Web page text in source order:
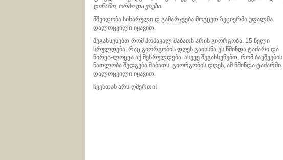
დინამო, ორბი და ვიქსი.
მშვიდობა სიხარული დ გამარჯვება მოგცეთ ზეციერმა უფალმა.
დალოცვილი იყავით.
შეგახსენებთ რომ მომავალ შაბათს არის გიორგობა. 15 წელი
სრულდება, რაც გიორგობის დღეს გაიხსნა ეს წმინდა ტაძარი და
წირვა-ლოცვა აქ შესრულდება. ასევე შეგახსენებთ, რომ ბავშვების
ნათლობა შედგება შაბათს, გიორგობის დღეს, ამ წმინდა ტაძარში.
დალოცვილი იყავით.
ჩვენთან არს ღმერთი!